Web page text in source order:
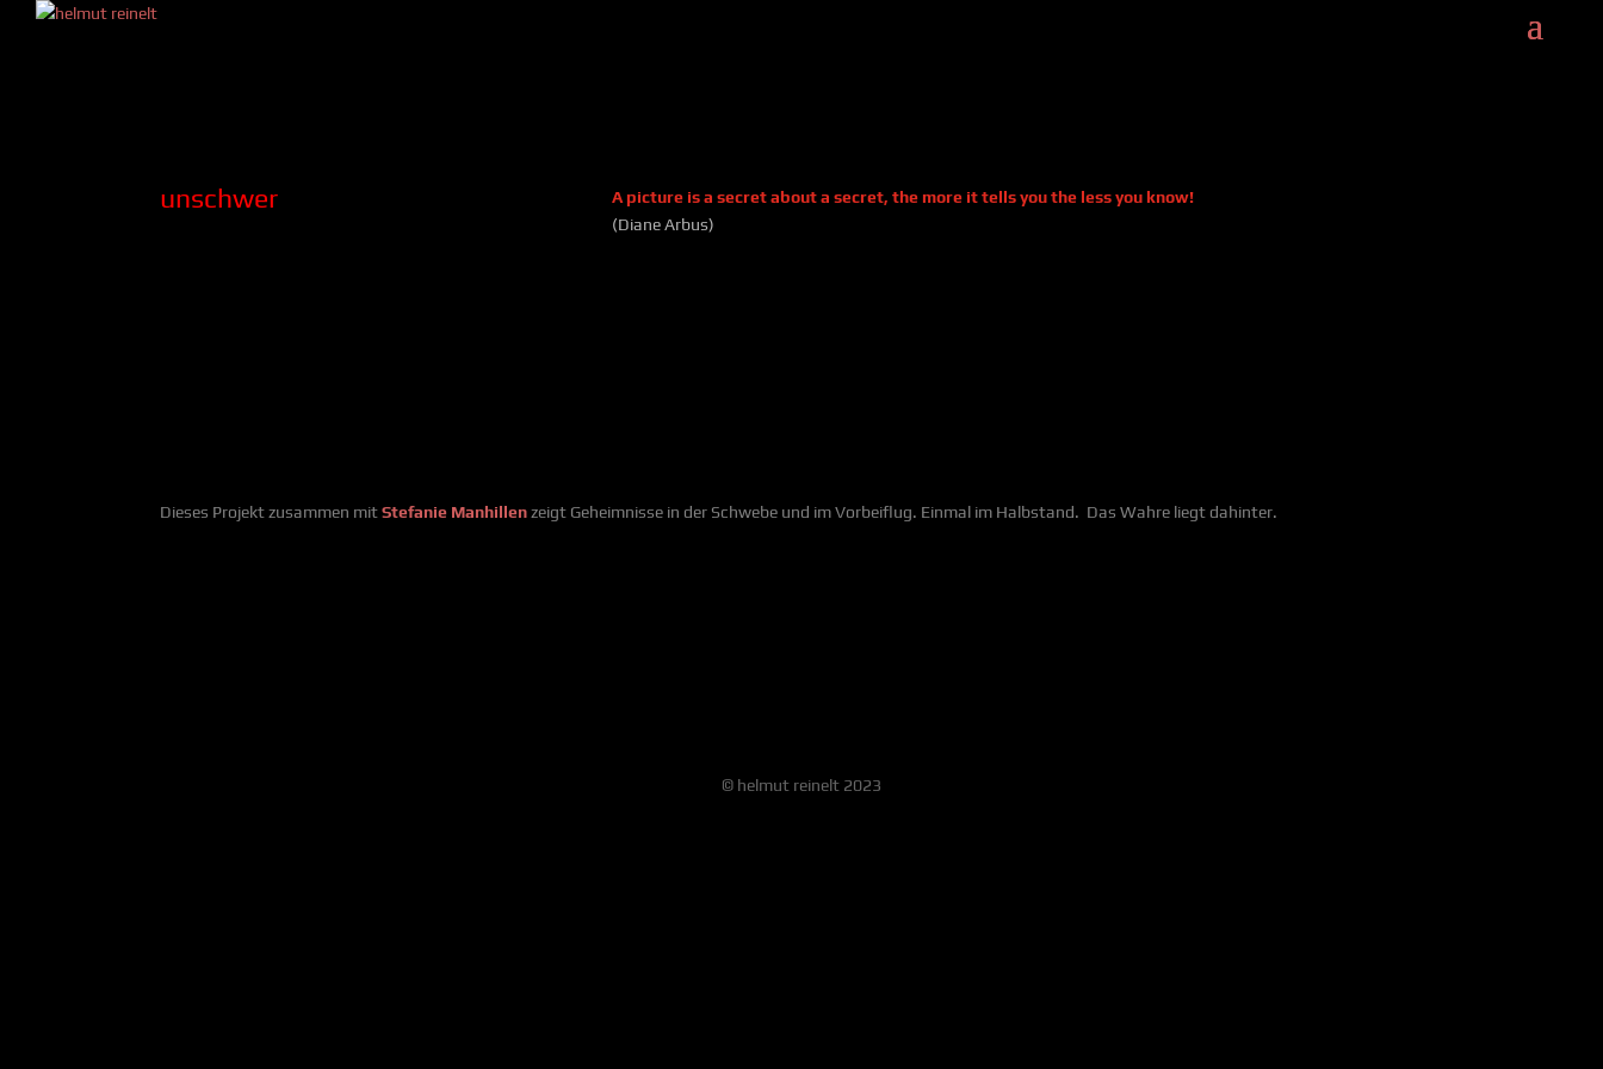
unschwer
A picture is a secret about a secret, the more it tells you the less you know!
(Diane Arbus)
Dieses Projekt zusammen mitStefanie Manhillenzeigt Geheimnisse in der Schwebe und im Vorbeiflug. Einmal im Halbstand. Das Wahre liegt dahinter.
© helmut reinelt 2023